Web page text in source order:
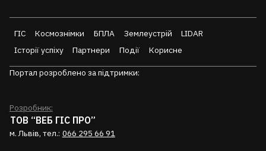
ГІС Космознімки БПЛА Землеустрій
LIDAR
Історії успіху
Партнери Події Корисне
Портал розроблено за підтримки:
Розробник:
ТОВ “ВЕБ ГІС ПРО”
м. Львів, тел.: 066 295 66 91